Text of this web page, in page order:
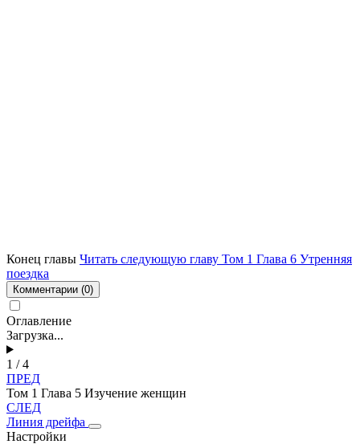
Конец главы Читать следующую главу Том 1 Глава 6 Утренняя
поездка
Комментарии (0)
Оглавление
Загрузка...
1 / 4
ПРЕД
Том 1 Глава 5 Изучение женщин
СЛЕД
Линия дрейфа
Настройки